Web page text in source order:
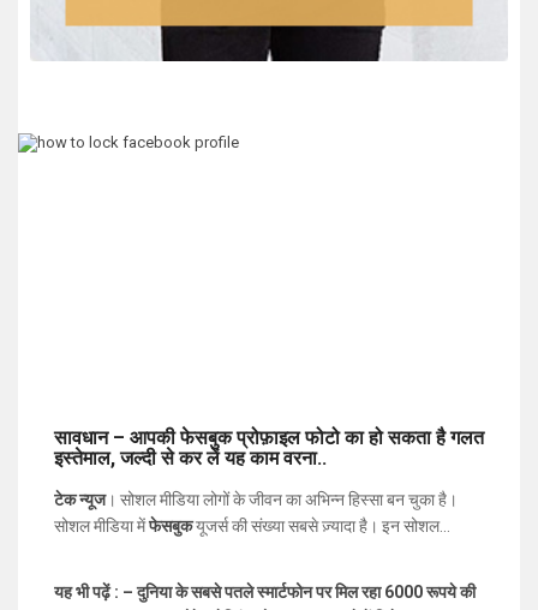
सावधान – आपकी फेसबुक प्रोफ़ाइल फोटो का हो सकता है गलत
इस्तेमाल, जल्दी से कर लें यह काम वरना..
टेक न्यूज। सोशल मीडिया लोगों के जीवन का अभिन्न हिस्सा बन चुका है।
सोशल मीडिया मेंफेसबुकयूजर्स की संख्या सबसे ज़्यादा है। इन सोशल
भी आपकी पर्सनल लाइफ में आसानी से ताक-झाँक कर सकते हैं। कई लोग
अपनी तस्वीरें सोशल मीडिया पर लगातार अपलोड करते रहते हैं, क्या आप
यह भी पढ़ें : – दुनिया के सबसे पतले स्मार्टफोन पर मिल रहा 6000 रूपये की